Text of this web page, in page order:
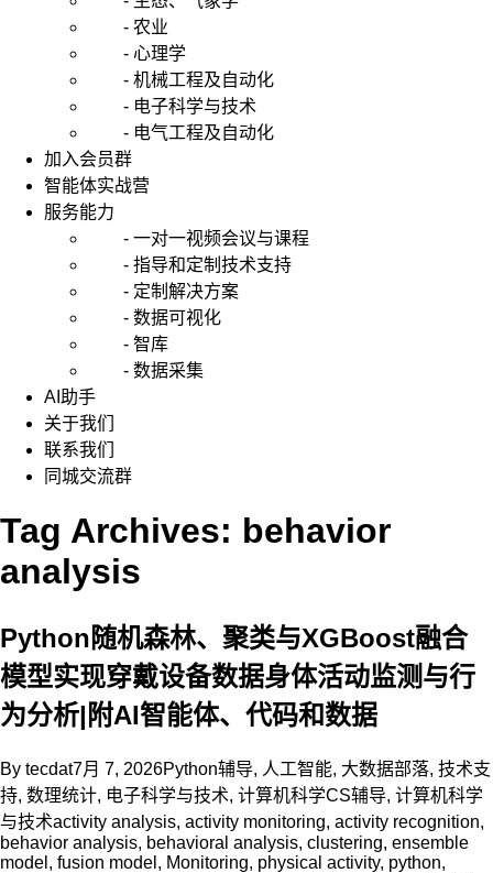
- 农业
- 心理学
- 机械工程及自动化
- 电子科学与技术
- 电气工程及自动化
加入会员群
智能体实战营
服务能力
- 一对一视频会议与课程
- 指导和定制技术支持
- 定制解决方案
- 数据可视化
- 智库
- 数据采集
AI助手
关于我们
联系我们
同城交流群
Tag Archives: behavior
analysis
Python随机森林、聚类与XGBoost融合
模型实现穿戴设备数据身体活动监测与行
为分析|附AI智能体、代码和数据
By tecdat7月 7, 2026Python辅导, 人工智能, 大数据部落, 技术支
持, 数理统计, 电子科学与技术, 计算机科学CS辅导, 计算机科学
与技术activity analysis, activity monitoring, activity recognition,
behavior analysis, behavioral analysis, clustering, ensemble
model , fusion model , Monitoring, physical activity, python,